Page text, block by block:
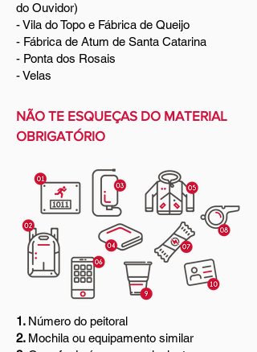
do Ouvidor)
- Vila do Topo e Fábrica de Queijo
- Fábrica de Atum de Santa Catarina
- Ponta dos Rosais
- Velas
NÃO TE ESQUEÇAS DO MATERIAL
OBRIGATÓRIO
1. Número do peitoral
2. Mochila ou equipamento similar